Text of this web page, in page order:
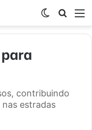
por
Switch
skin
contribuindo
estradas